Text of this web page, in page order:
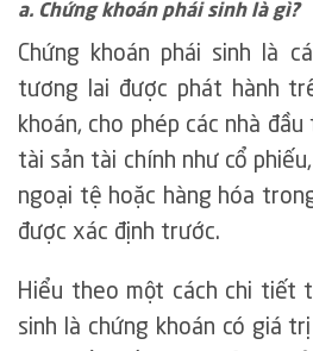
a. Chứng khoán phái sinh là gì?
Chứng khoán phái sinh là
tương lai được phát hành
khoán, cho phép các nhà
tài sản tài chính như cổ
ngoại tệ hoặc hàng hóa
được xác định trước.
Hiểu theo một cách chi tiết
sinh là chứng khoán có giá